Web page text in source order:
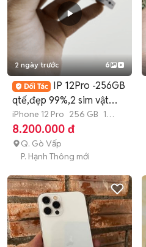
2 ngày trước 6
IP 12Pro -256GB
qtế,đẹp 99%,2 sim vật
lý.pin New
iPhone 12 Pro 256 GB 1
tháng
8.200.000 đ
Q. Gò Vấp
P. Hạnh Thông mới